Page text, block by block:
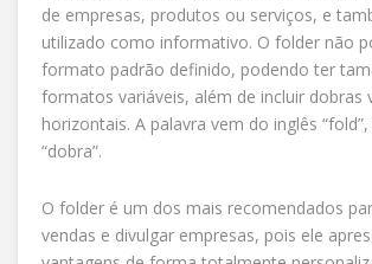
de empresas, produtos ou serviços, e
utilizado como informativo. O folder não
formato padrão definido, podendo ter
formatos variáveis, além de incluir dobras
horizontais. A palavra vem do inglês
“dobra”.
O folder é um dos mais recomendados
vendas e divulgar empresas, pois ele